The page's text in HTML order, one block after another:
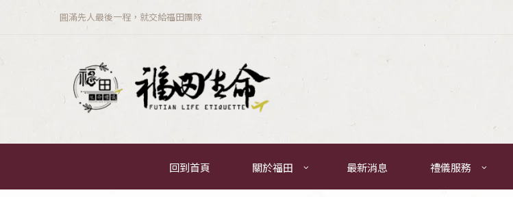
圓滿先人最後一程，就交給福田團隊
回到首頁 關於福田 最新消息 禮儀服務